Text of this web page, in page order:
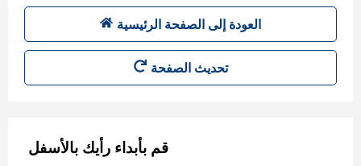
العودة إلى الصفحة الرئيسية
تحديث الصفحة
قم بأبداء رأيك بالأسفل